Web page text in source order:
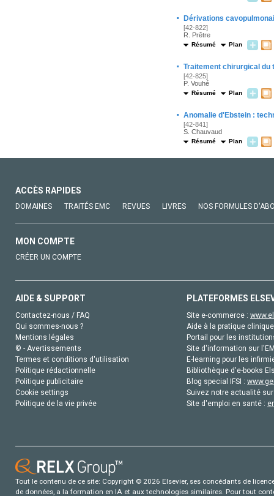
· Dérivations
[42-822]
R. Prêtre
Résumé Plan
· Traitement chirurgical du
[42-825]
P. Vouhé
Résumé Plan
· Anomalie d'Ebstein :
[42-841]
S. Chauvaud
Résumé Plan
ACCÈS RAPIDES
DOMAINES TRAITÉS EMC REVUES LIVRES NOS FORMULES
MON COMPTE
CRÉER UN COMPTE
AIDE & SUPPORT
Contactez-nous / FAQ
Qui sommes-nous ?
Mentions légales
© - Avertissements
Termes et conditions d'utilisation
Politique rédactionnelle
Politique publicitaire
Cookie settings
Politique de la vie privée
PLATEFORMES
Site e-commerce :
Aide à la pratique
Portail pour les
Site d'information sur
E-learning pour les
Bibliothèque d'e-books
Blog special IFSI :
Suivez notre actualité
Site d'emploi en santé :
Tout le contenu de ce site: Copyright © 2026 Elsevier, ses concédants de
de données, a la formation en IA et aux technologies similaires. Pour tout